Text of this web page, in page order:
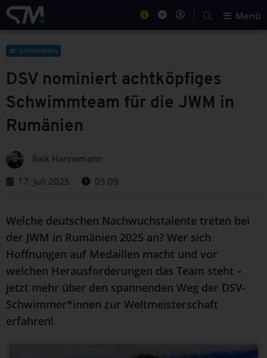
Menü
SCHWIMMEN
DSV nominiert achtköpfiges
Schwimmteam für die JWM in
Rumänien
Raik Hannemann
17. Juli 2025
05:09
Welche deutschen Nachwuchstalente treten bei
der JWM in Rumänien 2025 an? Wer sich
Hoffnungen auf Medaillen macht und vor
welchen Herausforderungen das Team steht –
jetzt mehr über den spannenden Weg der DSV-
Schwimmer*innen zur Weltmeisterschaft
erfahren!